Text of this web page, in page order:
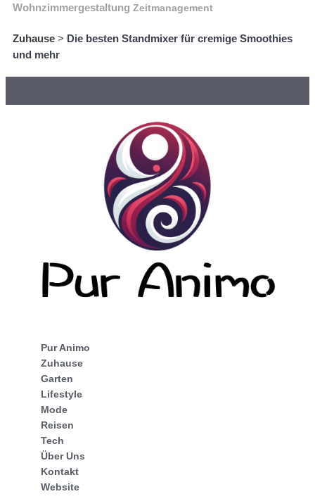
Wohnzimmergestaltung Zeitmanagement
Zuhause > Die besten Standmixer für cremige Smoothies
und mehr
Pur Animo
Zuhause
Garten
Lifestyle
Mode
Reisen
Tech
Über Uns
Kontakt
Website